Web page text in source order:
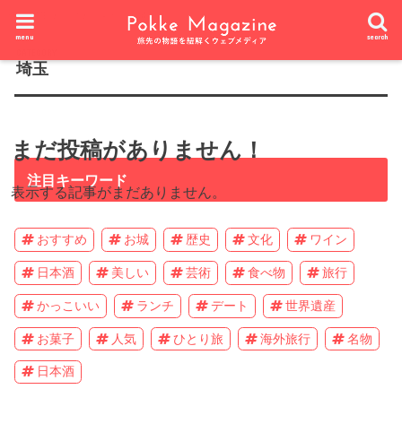
search
menu
HOME 埼玉
埼玉
まだ投稿がありません！
表示する記事がまだありません。
注目キーワード
おすすめ お城 歴史 文化 ワイン
日本酒 美しい 芸術 食べ物 旅行
かっこいい ランチ デート 世界遺産
お菓子 人気 ひとり旅 海外旅行 名物
日本酒